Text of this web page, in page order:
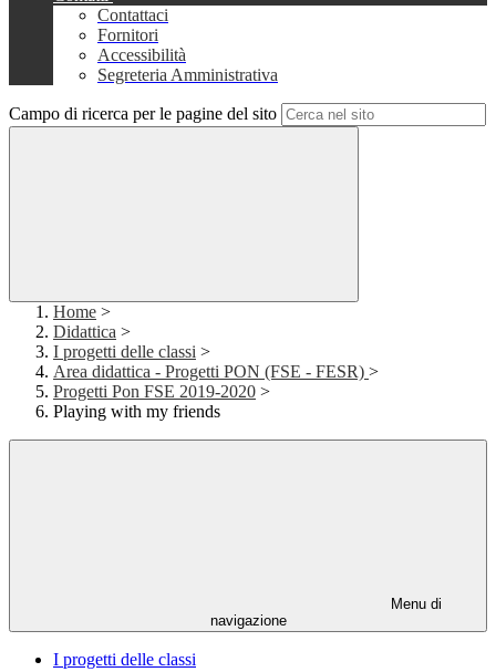
Contattaci
Fornitori
Accessibilità
Segreteria Amministrativa
Campo di ricerca per le pagine del sito
Home >
Didattica >
I progetti delle classi >
Area didattica - Progetti PON (FSE - FESR) >
Progetti Pon FSE 2019-2020 >
Playing with my friends
Menu di
navigazione
I progetti delle classi